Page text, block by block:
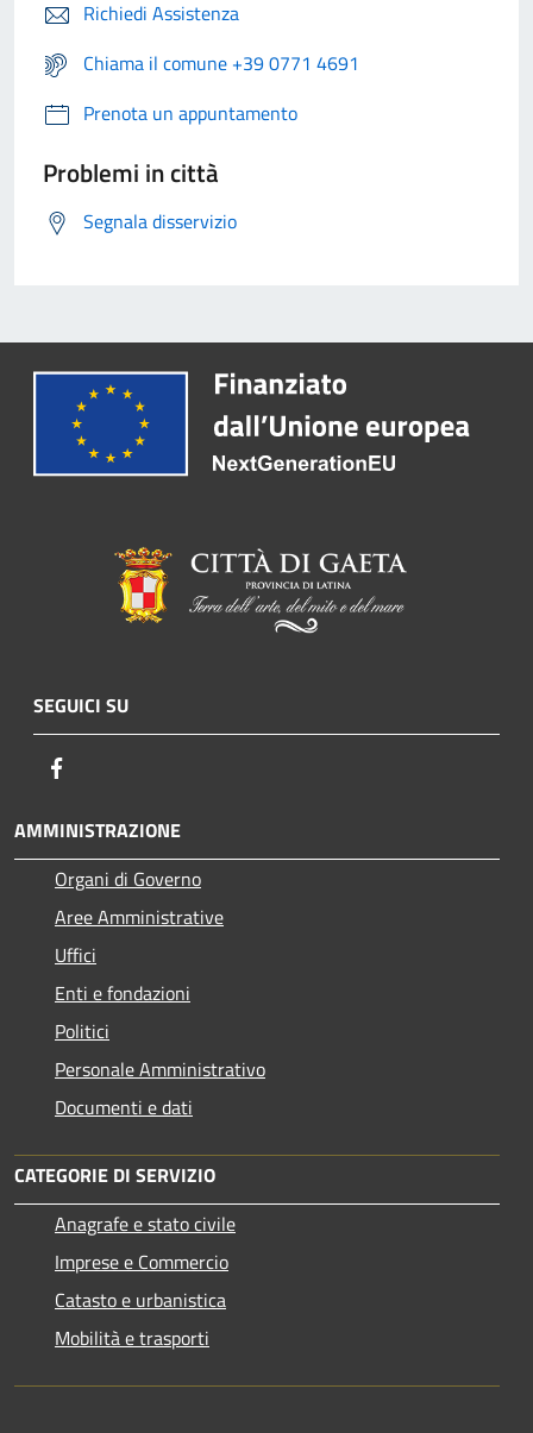
Richiedi Assistenza
Chiama il comune +39 0771 4691
Prenota un appuntamento
Problemi in città
Segnala disservizio
SEGUICI SU
AMMINISTRAZIONE
Organi di Governo
Aree Amministrative
Uffici
Enti e fondazioni
Politici
Personale Amministrativo
Documenti e dati
CATEGORIE DI SERVIZIO
Anagrafe e stato civile
Imprese e Commercio
Catasto e urbanistica
Mobilità e trasporti